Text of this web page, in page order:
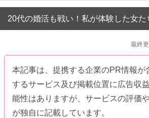
20代の婚活も戦い！私が体験した女
最終
本記事は、提携する企業のPR情報が
するサービス及び掲載位置に広告収
能性はありますが、サービスの評価
が独自に記載しています。